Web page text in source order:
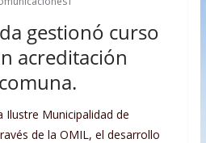
gestionó curso
acreditación
Ilustre Municipalidad de
de la OMIL, el desarrollo